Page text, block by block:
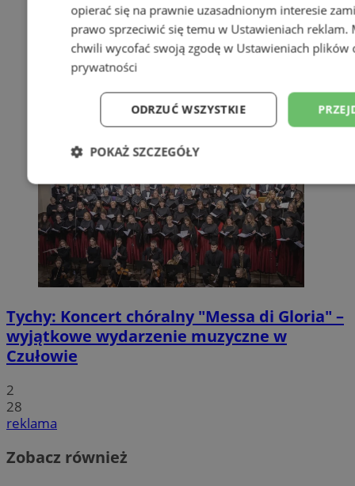
Tychy: Koncert chóralny "Messa di Gloria" –
wyjątkowe wydarzenie muzyczne w
Czułowie
2
28
reklama
Zobacz również
opierać się na prawnie uzasadnionym interesie
prawo sprzeciwić się temu w Ustawieniach reklam.
chwili wycofać swoją zgodę w Ustawieniach plików
prywatności
ODRZUĆ WSZYSTKIE
POKAŻ SZCZEGÓŁY
Niezbędne Wydajność
Niesklasyfikowane